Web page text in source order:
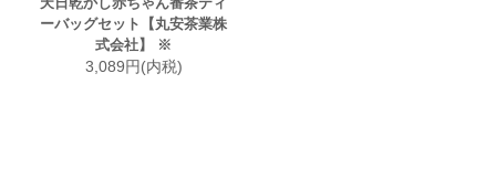
ーバッグセット【丸安茶業株
式会社】 ※
3,089円(内税)